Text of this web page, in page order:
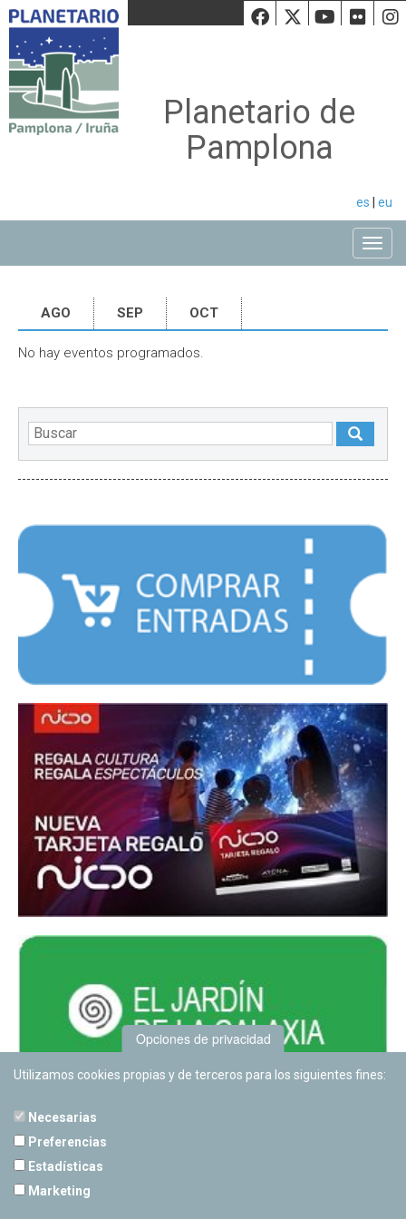
Facebook
Twiiter
Planetario de
Pamplona
es eu
AGO SEP OCT
No hay eventos programados.
Opciones de privacidad
Utilizamos cookies propias y de terceros para los siguientes fines:
Necesarias
Preferencias
Estadísticas
Marketing